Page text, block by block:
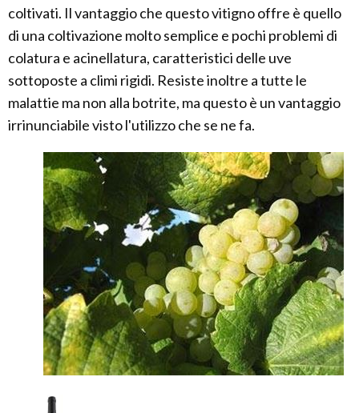
coltivati. Il vantaggio che questo vitigno offre è quello
di una coltivazione molto semplice e pochi problemi di
colatura e acinellatura, caratteristici delle uve
sottoposte a climi rigidi. Resiste inoltre a tutte le
malattie ma non alla botrite, ma questo è un vantaggio
irrinunciabile visto l'utilizzo che se ne fa.